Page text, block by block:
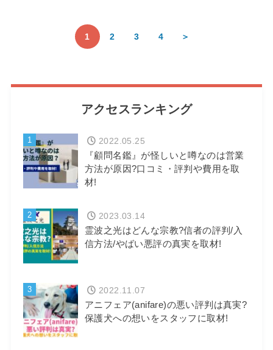
1 2 3 4 ＞
アクセスランキング
1
『顧問名鑑』が怪しいと噂なのは営業
方法が原因?口コミ・評判や費用を取
材!
2022.05.25
2
霊波之光はどんな宗教?信者の評判/入
信方法/やばい悪評の真実を取材!
2023.03.14
3
アニフェア(anifare)の悪い評判は真実?
保護犬への想いをスタッフに取材!
2022.11.07